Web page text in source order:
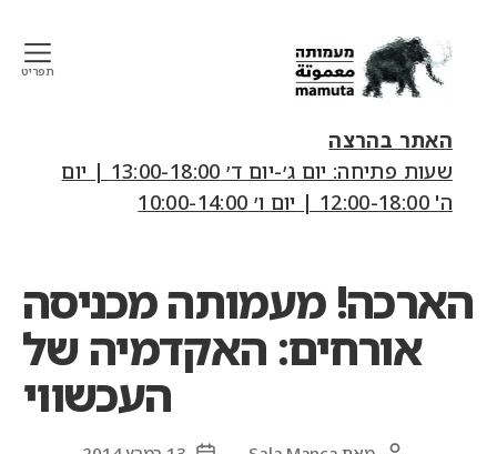
art
&
research
center
תפריט
האתר בהרצה
שעות פתיחה: יום ג׳-יום ד׳ 13:00-18:00 | יום
ה' 12:00-18:00 | יום ו׳ 10:00-14:00
הארכה! מעמותה מכניסה
אורחים: האקדמיה של
העכשווי